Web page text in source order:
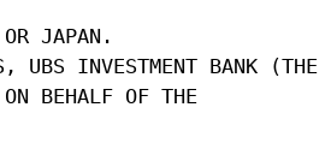
JAPAN.
UBS INVESTMENT BANK (THE
BEHALF OF THE